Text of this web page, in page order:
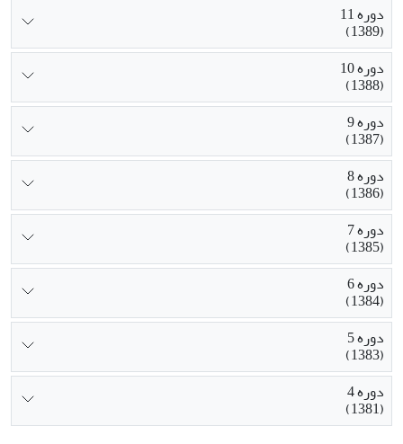
دوره 11
(1389)
دوره 10
(1388)
دوره 9
(1387)
دوره 8
(1386)
دوره 7
(1385)
دوره 6
(1384)
دوره 5
(1383)
دوره 4
(1381)